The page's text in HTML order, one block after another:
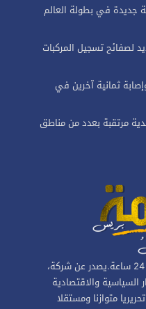
جديدة في بطولة العالم
لصفائح تسجيل المركبات
ثمانية آخرين في
مرتقبة بعدد من مناطق
موقع إخباري مغربي متجدد على مدار 24 ساعة.يصدر عن شركة،
بالأخبار السياسية والاقتصادية
متوازنا ومستقلا